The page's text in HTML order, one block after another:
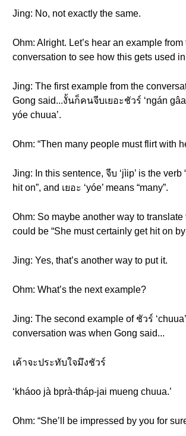
Jing: No, not exactly the same.
Ohm: Alright. Let’s hear an example from
conversation to see how this gets used
Jing: The first example from the
Gong said...งั้นก็คนจีบเยอะชัวร์ ‘ngán
yóe chuua’.
Ohm: “Then many people must flirt with
Jing: In this sentence, จีบ ‘jìip’ is the verb
hit on”, and เยอะ ‘yóe’ means “many”.
Ohm: So maybe another way to translate
could be “She must certainly get hit on
Jing: Yes, that’s another way to put it.
Ohm: What’s the next example?
Jing: The second example of ชัวร์
conversation was when Gong said...
เค้าจะประทับใจมึงชัวร์
‘kháoo jà bprà-tháp-jai mueng chuua.’
Ohm: “She’ll be impressed by you for